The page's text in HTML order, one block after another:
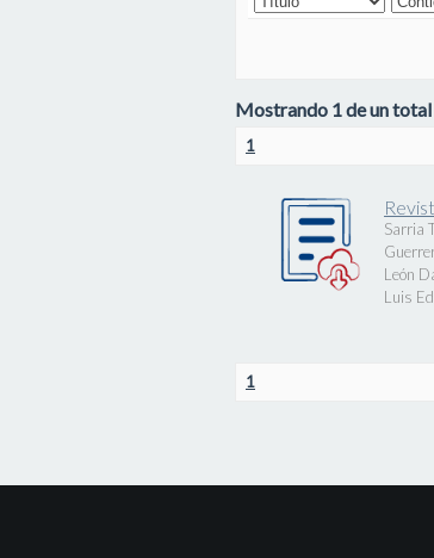
Mostrando 1 de un
1
Sarria
León
Luis
1